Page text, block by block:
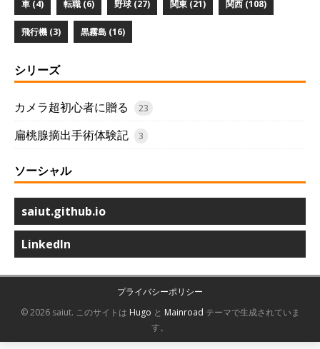
車 (4) 転職 (6) 野球 (27) 関東 (21) 関西 (108)
飛行機 (3) 黒霧島 (16)
シリーズ
カメラ超初心者に贈る 23
扁桃腺摘出手術体験記 3
ソーシャル
saiut.github.io
LinkedIn
プライバシーポリシー
© 2026 saiut. このサイトは Hugo と Mainroad テーマで生成されていま
す。